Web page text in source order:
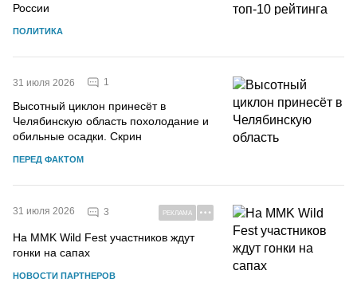
России
ПОЛИТИКА
31 июля 2026 1
Высотный циклон принесёт в
Челябинскую область похолодание и
обильные осадки. Скрин
ПЕРЕД ФАКТОМ
31 июля 2026 3 РЕКЛАМА
На MMK Wild Fest участников ждут
гонки на сапах
НОВОСТИ ПАРТНЕРОВ